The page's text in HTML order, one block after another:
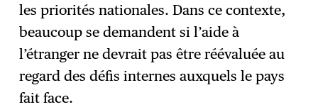
les priorités nationales. Dans ce contexte,
beaucoup se demandent si l’aide à
l’étranger ne devrait pas être réévaluée au
regard des défis internes auxquels le pays
fait face.